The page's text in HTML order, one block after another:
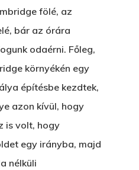
fölé, az
bár az órára
odaérni. Főleg,
környékén egy
építésbe kezdtek,
azon kívül, hogy
is volt, hogy
egy irányba, majd
nélküli